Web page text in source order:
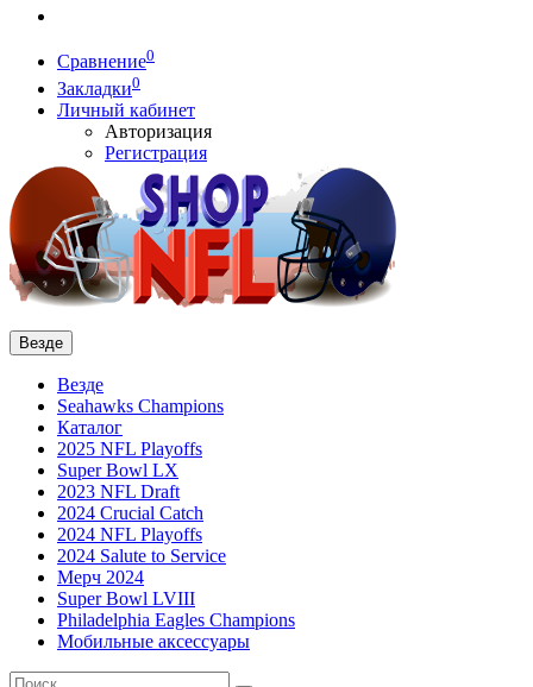
Сравнение0
Закладки0
Личный кабинет
Авторизация
Регистрация
Везде
Везде
Seahawks Champions
Каталог
2025 NFL Playoffs
Super Bowl LX
2023 NFL Draft
2024 Crucial Catch
2024 NFL Playoffs
2024 Salute to Service
Мерч 2024
Super Bowl LVIII
Philadelphia Eagles Champions
Мобильные аксессуары